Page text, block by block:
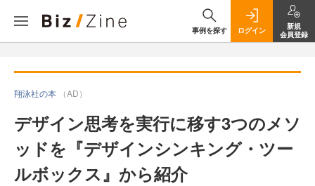
事例を探す ログイン
新規
会員登録
翔泳社の本 （AD）
デザイン思考を実行に移す3つのメソ
ッドを『デザインシンキング・ツー
ルボックス』から紹介